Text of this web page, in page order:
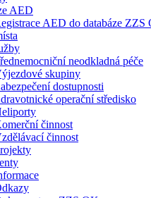
AED
AED do databáze ZZS
neodkladná péče
skupiny
dostupnosti
operační středisko
činnost
činnost